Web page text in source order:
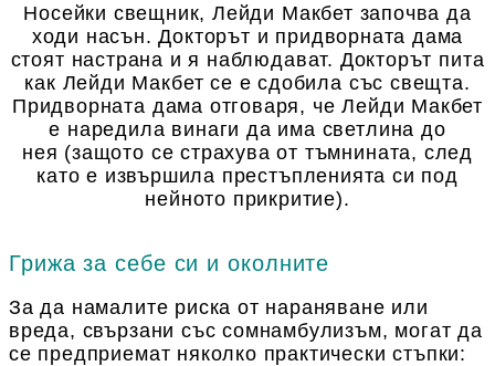
Носейки свещник, Лейди Макбет започва да
ходи насън. Докторът и придворната дама
стоят настрана и я наблюдават. Докторът пита
как Лейди Макбет се е сдобила със свещта.
Придворната дама отговаря, че Лейди Макбет
е наредила винаги да има светлина до
нея (защото се страхува от тъмнината, след
като е извършила престъпленията си под
нейното прикритие).
Грижа за себе си и околните
За да намалите риска от нараняване или
вреда, свързани със сомнамбулизъм, могат да
се предприемат няколко практически стъпки: